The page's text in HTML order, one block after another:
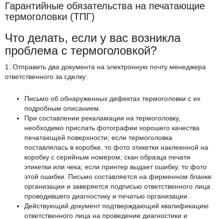
Гарантийные обязательства на печатающие
термоголовки (ТПГ)
Что делать, если у вас возникла
проблема с термоголовкой?
1. Отправить два документа на электронную почту менеджера
ответственного за сделку:
Письмо об обнаруженных дефектах термоголовки с их
подробным описанием.
При составлении рекаламации на термоголовку,
необходимо прислать фотографии хорошего качества
печатающей поверхности; если термоголовка
поставлялась в коробке, то фото этикетки наклеенной на
коробку с серийным номером; скан образца печати
этикетки или чека; если принтер выдает ошибку, то фото
этой ошибки. Письмо составляется на фирменном бланке
организации и заверяется подписью ответственного лица
проводившего диагностику и печатью организации.
Действующий документ подтверждающий квалификацию
ответственного лица на проведение диагностики и